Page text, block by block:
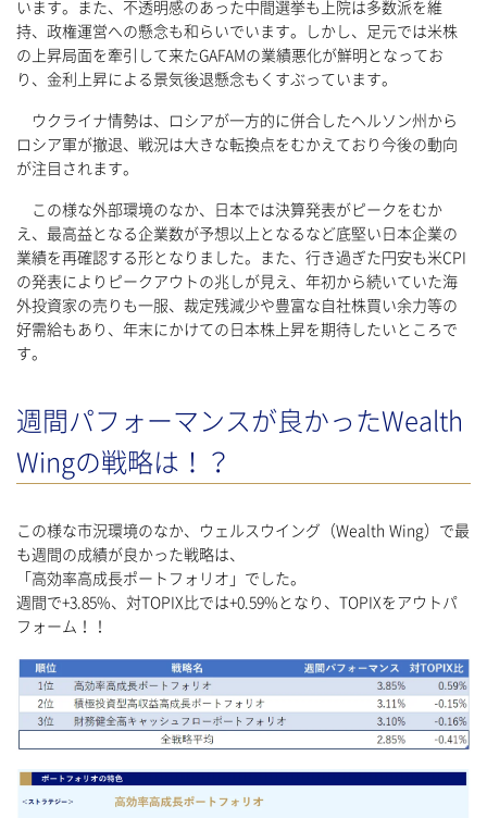
います。また、不透明感のあった中間選挙も上院は多数派を維
持、政権運営への懸念も和らいでいます。しかし、足元では米株
の上昇局面を牽引して来たGAFAMの業績悪化が鮮明となってお
り、金利上昇による景気後退懸念もくすぶっています。
ウクライナ情勢は、ロシアが一方的に併合したヘルソン州から
ロシア軍が撤退、戦況は大きな転換点をむかえており今後の動向
が注目されます。
この様な外部環境のなか、日本では決算発表がピークをむか
え、最高益となる企業数が予想以上となるなど底堅い日本企業の
業績を再確認する形となりました。また、行き過ぎた円安も米CPI
の発表によりピークアウトの兆しが見え、年初から続いていた海
外投資家の売りも一服、裁定残減少や豊富な自社株買い余力等の
好需給もあり、年末にかけての日本株上昇を期待したいところで
す。
週間パフォーマンスが良かったWealth
Wingの戦略は！？
この様な市況環境のなか、ウェルスウイング（Wealth Wing）で最
も週間の成績が良かった戦略は、
「高効率高成長ポートフォリオ」でした。
週間で+3.85%、対TOPIX比では+0.59%となり、TOPIXをアウトパ
フォーム！！